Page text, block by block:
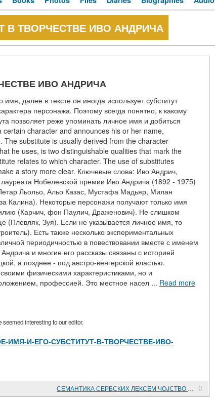
В ТВОРЧЕСТВЕ ИВО АНДРИЧА
ИВО АНДРИЧА
далее в тексте он иногда использует субститут
персонажа. Поэтому всегда понятно, к какому
позволяет реже упоминать личное имя и добиться
certain character and announces his or her name,
substitute is usually derived from the character
he uses, is two distinguishable qualities that mark the
relates to which character. The use of substitutes
a story more clear. Ключевые слова: Иво Андрич,
Нобелевской премии Иво Андрича (1892 - 1975)
Льольо, Альо Казас, Мустафа Мадьяр, Милан
Калина). Некоторые персонажи получают только имя
(Карчич, фон Паулич, Драженович). Не слишком
Зуя). Если не указывается личное имя, то
Есть также несколько экспериментальных
периодичностью в повествовании вместе с именем
и многие его рассказы связаны с историей
а позднее - под австро-венгерской властью.
физическими характеристиками, но и
профессией. Это местное насел ... Read more
interesting to our editor.
ИМЯ-И-ЕГО-СУБСТИТУТ-В-ТВОРЧЕСТВЕ-ИВО-
СЕМАНТИКА СЕРБСКИХ ЛЕКСЕМ ЧОJСТВО И JУНАШТВО